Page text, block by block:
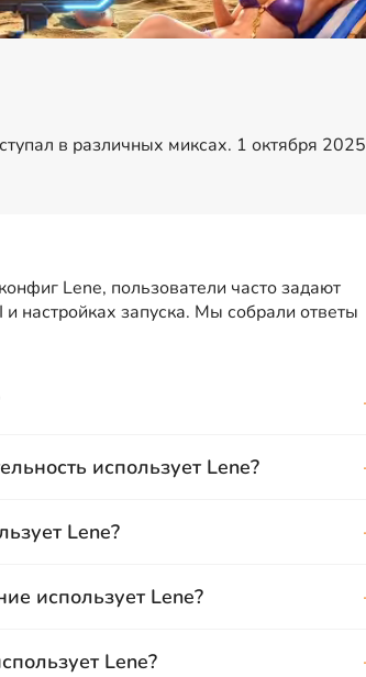
в различных миксах. 1 октября 2025
Lene, пользователи часто задают
настройках запуска. Мы собрали ответы
использует Lene?
Lene?
использует Lene?
Lene?